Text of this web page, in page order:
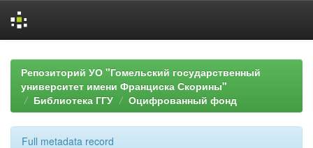
navigationРепозиторий УО "Гомельский государственный
университет имени Франциска Скорины"
Библиотека ГГУ
Оцифрованный фонд
Full metadata record